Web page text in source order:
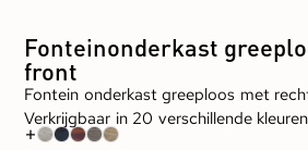
Fonteinonderkast
front
Fontein onderkast greeploos met
Verkrijgbaar in 20 verschillende
+